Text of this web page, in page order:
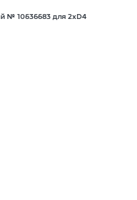
№ 10636683 для 2xD4